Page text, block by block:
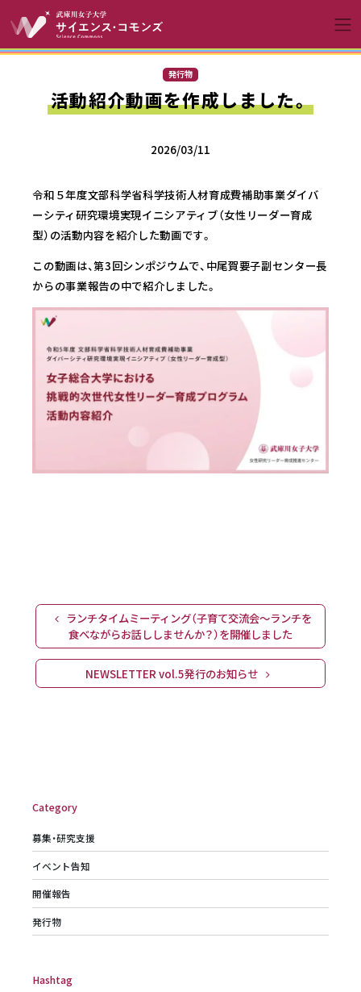
コンテンツへスキップ
メインナビゲーションへ
発行物
活動紹介動画を作成しました。
2026/03/11
令和５年度文部科学省科学技術人材育成費補助事業ダイバ
ーシティ研究環境実現イニシアティブ（女性リーダー育成
型）の活動内容を紹介した動画です。
この動画は、第3回シンポジウムで、中尾賀要子副センター長
からの事業報告の中で紹介しました。
ランチタイムミーティング（子育て交流会～ランチを
食べながらお話ししませんか？）を開催しました
NEWSLETTER vol.5発行のお知らせ
Category
募集・研究支援
イベント告知
開催報告
発行物
Hashtag